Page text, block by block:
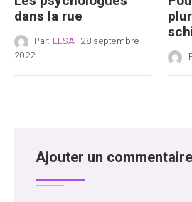
dans la rue
Par: ELSA 28 septembre
2022
Ajouter un commentaire